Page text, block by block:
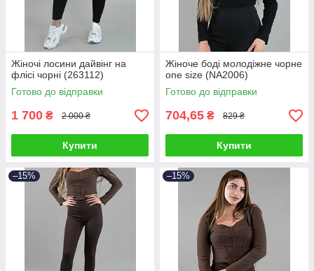
Жіночі лосини дайвінг на
флісі чорні (263112)
Готово до відправки
1 700 ₴ 2 000 ₴
Купити
Жіноче боді молодіжне чорне
one size (NA2006)
Готово до відправки
704,65 ₴ 829 ₴
Купити
–15% –15%